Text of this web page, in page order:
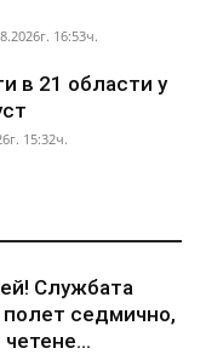
16:53ч.
в 21 области у
15:32ч.
Службата
седмично,